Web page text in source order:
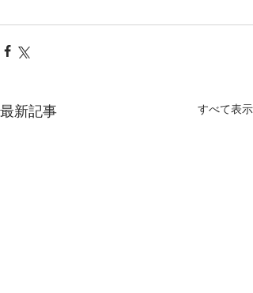
最新記事 すべて表示